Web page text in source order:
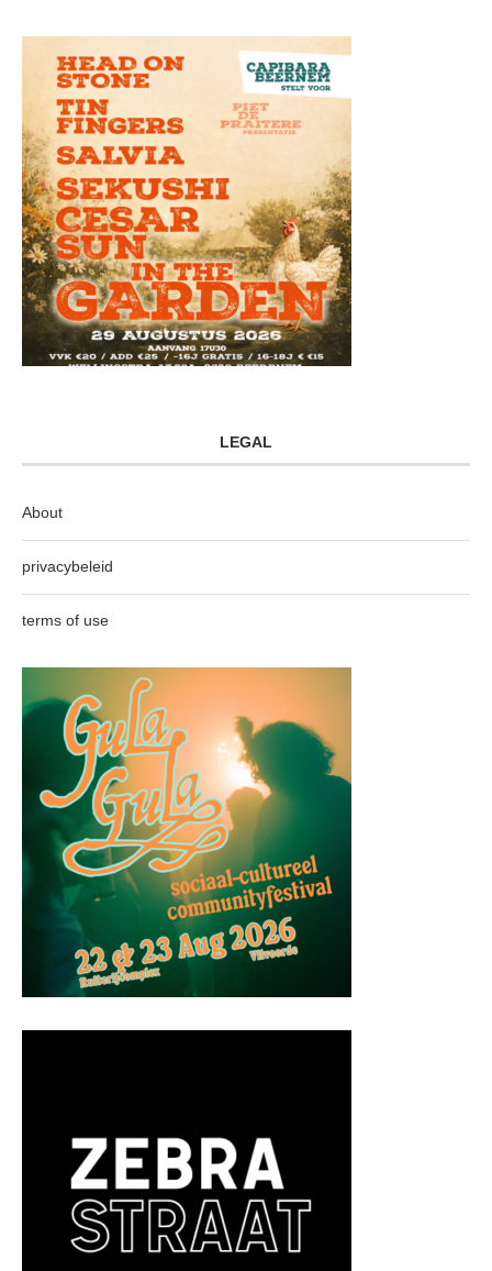
LEGAL
About
privacybeleid
terms of use